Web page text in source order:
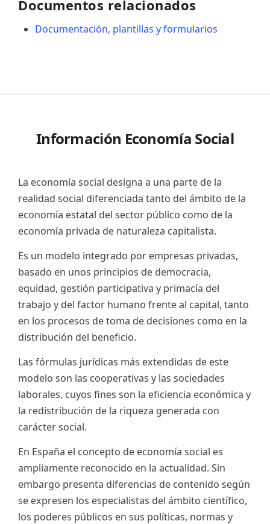
Documentos relacionados
Documentación, plantillas y formularios
Información Economía Social
La economía social designa a una parte de la
realidad social diferenciada tanto del ámbito de la
economía estatal del sector público como de la
economía privada de naturaleza capitalista.
Es un modelo integrado por empresas privadas,
basado en unos principios de democracia,
equidad, gestión participativa y primacía del
trabajo y del factor humano frente al capital, tanto
en los procesos de toma de decisiones como en la
distribución del beneficio.
Las fórmulas jurídicas más extendidas de este
modelo son las cooperativas y las sociedades
laborales, cuyos fines son la eficiencia económica y
la redistribución de la riqueza generada con
carácter social.
En España el concepto de economía social es
ampliamente reconocido en la actualidad. Sin
embargo presenta diferencias de contenido según
se expresen los especialistas del ámbito científico,
los poderes públicos en sus políticas, normas y